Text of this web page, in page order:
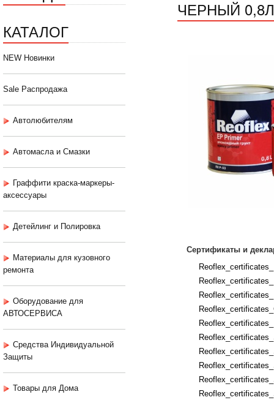
КАТАЛОГ
NEW Новинки
Sale Распродажа
Автолюбителям
Автомасла и Смазки
Граффити краска-маркеры-
аксессуары
Детейлинг и Полировка
Материалы для кузовного
ремонта
Оборудование для
АВТОСЕРВИСА
Средства Индивидуальной
Защиты
Товары для Дома
ЧЕРНЫЙ
Сертификаты и